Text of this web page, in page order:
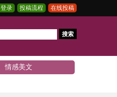
登录 投稿流程 在线投稿
搜索
情感美文